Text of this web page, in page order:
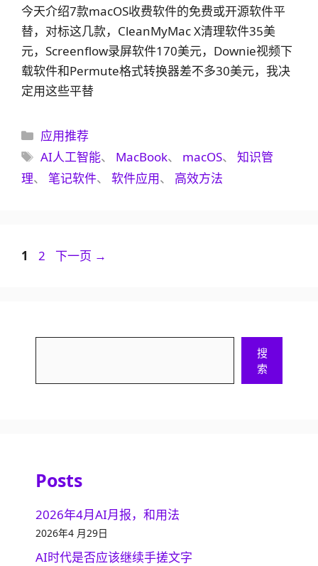
今天介绍7款macOS收费软件的免费或开源软件平
替，对标这几款，CleanMyMac X清理软件35美
元，Screenflow录屏软件170美元，Downie视频下
载软件和Permute格式转换器差不多30美元，我决
定用这些平替
分
类
应用推荐
标
签
AI人工智能、 MacBook、 macOS、知识管
理、 笔记软件、 软件应用、 高效方法
页
1
页
2 下一页 →
搜
索
Posts
2026年4月AI月报，和用法
2026年4 月29日
AI时代是否应该继续手搓文字